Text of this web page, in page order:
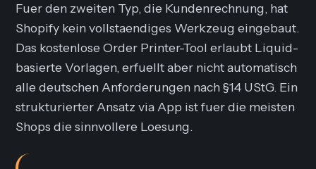
Fuer den zweiten Typ, die Kundenrechnung, hat
Shopify kein vollstaendiges Werkzeug eingebaut.
Das kostenlose Order Printer-Tool erlaubt Liquid-
basierte Vorlagen, erfuellt aber nicht automatisch
alle deutschen Anforderungen nach §14 UStG. Ein
strukturierter Ansatz via App ist fuer die meisten
Shops die sinnvollere Loesung.